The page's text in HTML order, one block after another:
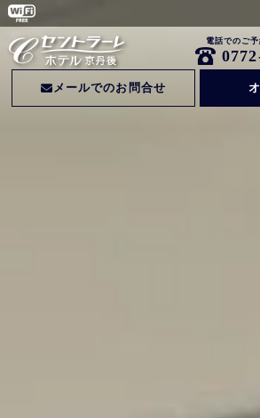
電話でのご
メールでのお問合せ